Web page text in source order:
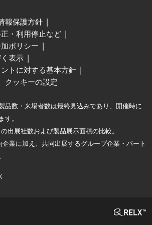
報保護方針
・利用停止など
ポリシー
表示
トに対する基本方針
クッキーの設定
品数・来場者数は最終見込みであり、開催時に
。
出展社数および製品展示面積の比較。
業に加え、共同出展するグループ企業・パート